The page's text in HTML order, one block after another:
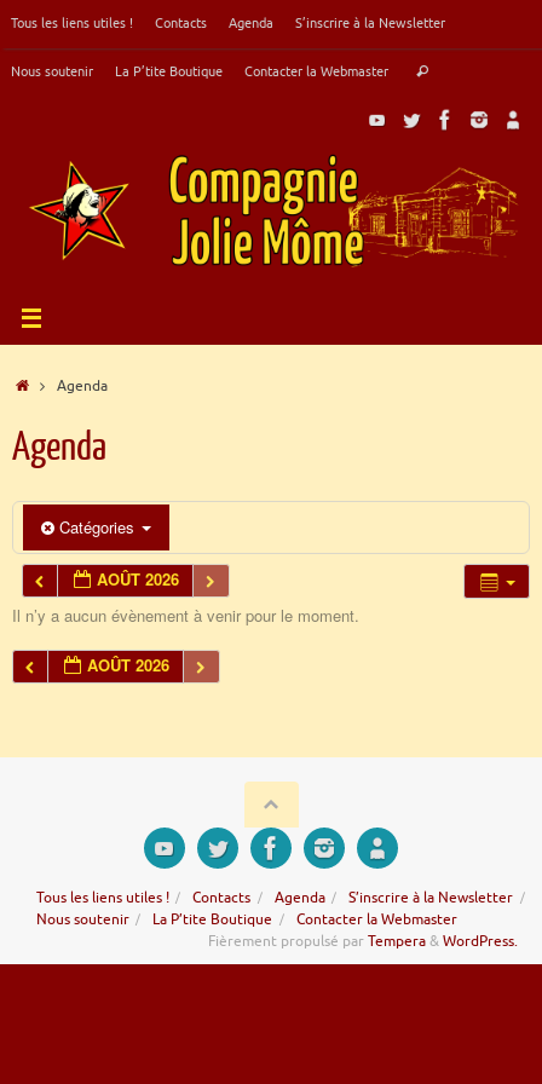
au
Tous les liens utiles ! Contacts Agenda S’inscrire à la Newsletter
Nous soutenir La P’tite Boutique Contacter la Webmaster Rechercher
Accueil
Agenda
Agenda
Catégories
AOÛT 2026
Il n’y a aucun évènement à venir pour le moment.
AOÛT 2026
Tous les liens utiles ! Contacts Agenda
S’inscrire à la Newsletter
Nous soutenir
La P’tite Boutique
Contacter la Webmaster
Fièrement propulsé parTempera&WordPress.